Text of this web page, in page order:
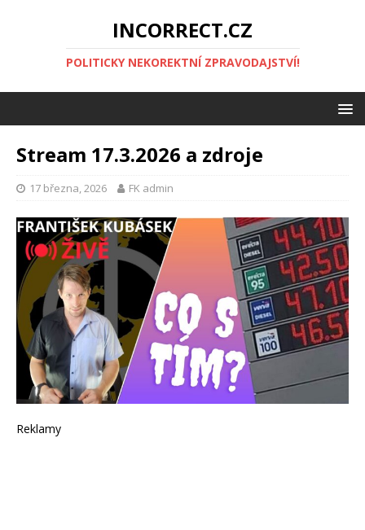
INCORRECT.CZ
POLITICKY NEKOREKTNÍ ZPRAVODAJSTVÍ!
Stream 17.3.2026 a zdroje
17 března, 2026 FK admin
Reklamy